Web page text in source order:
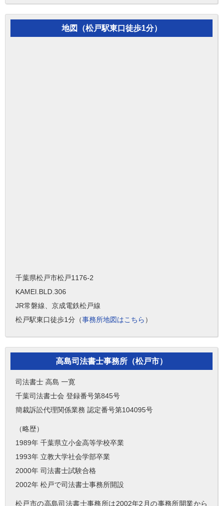
地図（松戸駅東口徒歩1分）
千葉県松戸市松戸1176-2
KAMEI.BLD.306
JR常磐線、京成電鉄松戸線
松戸駅東口徒歩1分（事務所地図はこちら ）
高島司法書士事務所（松戸市）
司法書士 高島 一寛
千葉司法書士会 登録番号第845号
簡裁訴訟代理関係業務 認定番号第104095号
（略歴）
1989年 千葉県立小金高等学校卒業
1993年 立教大学社会学部卒業
2000年 司法書士試験合格
2002年 松戸で司法書士事務所開設
松戸市の高島司法書士事務所は2002年2月の事務所開業から